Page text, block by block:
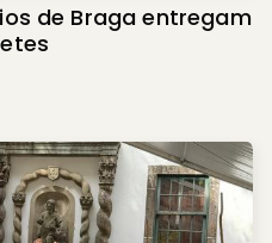
de Braga entregam